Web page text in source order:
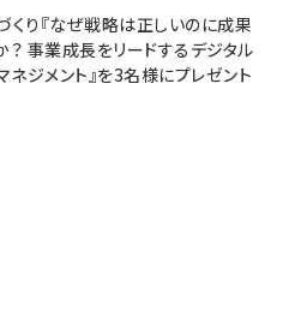
くり『なぜ戦略は正しいのに成果
事業成長をリードするデジタル
ネジメント』を3名様にプレゼント